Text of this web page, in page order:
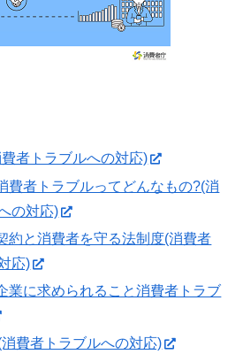
者トラブルへの対応)
費者トラブルってどんなもの?(消
の対応)
約と消費者を守る法制度(消費者
応)
業に求められること消費者トラブ
費者トラブルへの対応)